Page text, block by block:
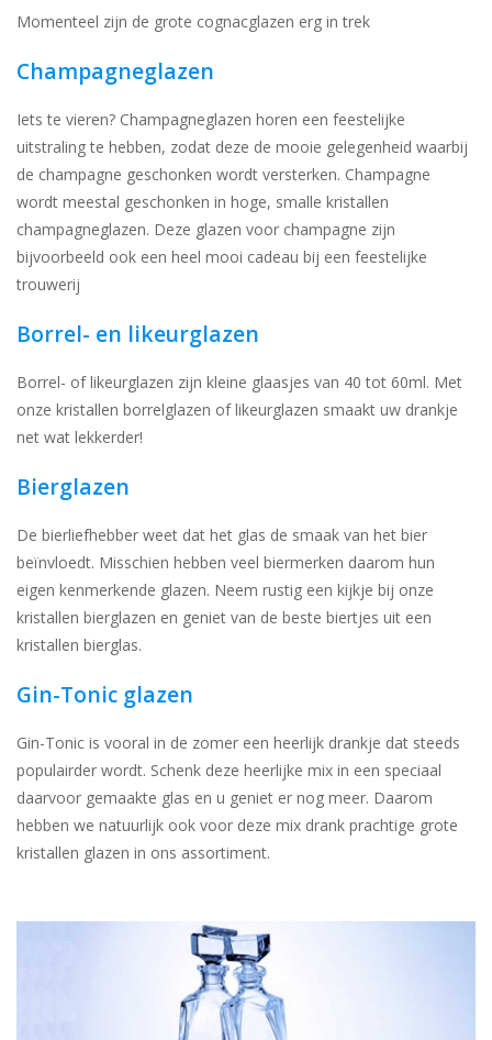
Momenteel zijn de grote cognacglazen erg in trek
Champagneglazen
Iets te vieren? Champagneglazen horen een feestelijke
uitstraling te hebben, zodat deze de mooie gelegenheid waarbij
de champagne geschonken wordt versterken. Champagne
wordt meestal geschonken in hoge, smalle kristallen
champagneglazen. Deze glazen voor champagne zijn
bijvoorbeeld ook een heel mooi cadeau bij een feestelijke
trouwerij
Borrel- en likeurglazen
Borrel- of likeurglazen zijn kleine glaasjes van 40 tot 60ml. Met
onze kristallen borrelglazen of likeurglazen smaakt uw drankje
net wat lekkerder!
Bierglazen
De bierliefhebber weet dat het glas de smaak van het bier
beïnvloedt. Misschien hebben veel biermerken daarom hun
eigen kenmerkende glazen. Neem rustig een kijkje bij onze
kristallen bierglazen en geniet van de beste biertjes uit een
kristallen bierglas.
Gin-Tonic glazen
Gin-Tonic is vooral in de zomer een heerlijk drankje dat steeds
populairder wordt. Schenk deze heerlijke mix in een speciaal
daarvoor gemaakte glas en u geniet er nog meer. Daarom
hebben we natuurlijk ook voor deze mix drank prachtige grote
kristallen glazen in ons assortiment.